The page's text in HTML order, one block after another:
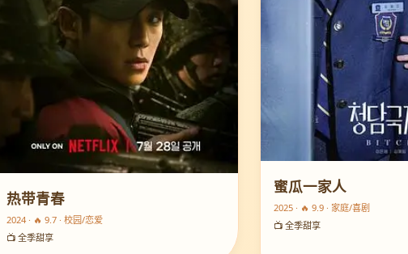
热带青春
2024 · 🔥 9.7 · 校园/恋爱
📺 全季甜享
蜜瓜一家人
2025 · 🔥 9.9 · 家庭/喜剧
📺 全季甜享